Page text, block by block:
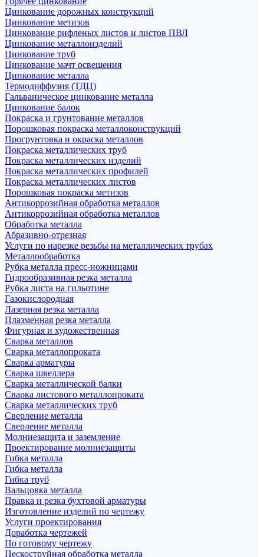
Цинкование дорожных конструкций
Цинкование метизов
Цинкование рифленых листов и листов ПВЛ
Цинкование металлоизделий
Цинкование труб
Цинкование мачт освещения
Цинкование металла
Термодиффузия (ТДЦ)
Гальваническое цинкование металла
Цинкование балок
Покраска и грунтование металлов
Порошковая покраска металлоконструкций
Прогрунтовка и окраска металлов
Покраска металлических труб
Покраска металлических изделий
Покраска металлических профилей
Покраска металлических листов
Порошковая покраска метизов
Антикоррозийная обработка металлов
Антикоррозийная обработка металлов
Обработка металла
Абразивно-отрезная
Услуги по нарезке резьбы на металлических трубах
Металлообработка
Рубка металла пресс-ножницами
Гидрообразивная резка металла
Рубка листа на гильотине
Газокислородная
Лазерная резка металла
Плазменная резка металла
Фигурная и художественная
Сварка металлов
Сварка металлопроката
Сварка арматуры
Сварка швеллера
Сварка металлической балки
Сварка листового металлопроката
Сварка металлических труб
Сверление металла
Сверление металла
Молниезащита и заземление
Проектирование молниезащиты
Гибка металла
Гибка металла
Гибка труб
Вальцовка металла
Правка и резка бухтовой арматуры
Изготовление изделий по чертежу
Услуги проектирования
Доработка чертежей
По готовому чертежу
Пескоструйная обработка металла